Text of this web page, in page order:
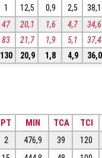
1 12,5 0,9 2,5
47 20,1 1,6 4,7
83 21,7 1,9 5,1
130 20,9 1,8 4,9
PT MIN TCA TCI
2 476,9 39
120